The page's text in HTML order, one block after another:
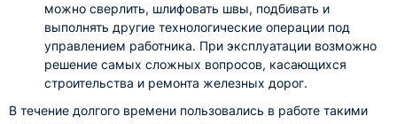
можно сверлить, шлифовать швы, подбивать и
выполнять другие технологические операции под
управлением работника. При эксплуатации возможно
решение самых сложных вопросов, касающихся
строительства и ремонта железных дорог.
В течение долгого времени пользовались в работе такими